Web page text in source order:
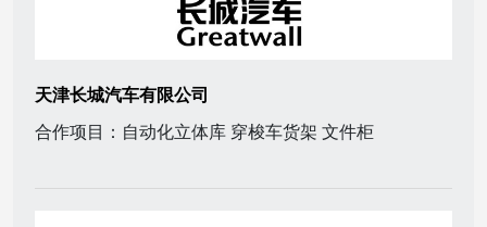
天津长城汽车有限公司
合作项目：自动化立体库 穿梭车货架 文件柜